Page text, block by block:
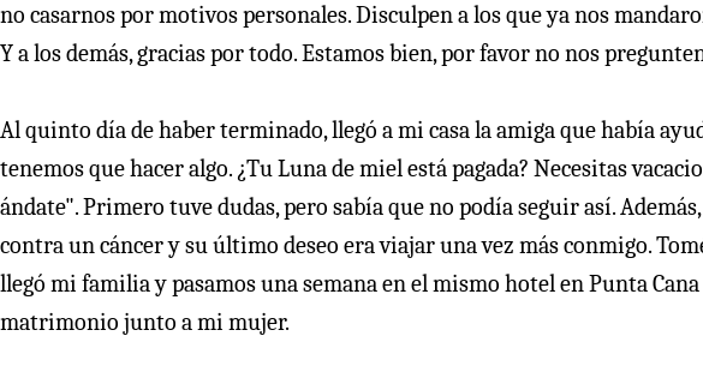
no casarnos por motivos personales. Disculpen a los que ya nos
Y a los demás, gracias por todo. Estamos bien, por favor no nos
Al quinto día de haber terminado, llegó a mi casa la amiga que había
tenemos que hacer algo. ¿Tu Luna de miel está pagada? Necesitas
ándate". Primero tuve dudas, pero sabía que no podía seguir así.
contra un cáncer y su último deseo era viajar una vez más conmigo.
llegó mi familia y pasamos una semana en el mismo hotel en Punta
matrimonio junto a mi mujer.